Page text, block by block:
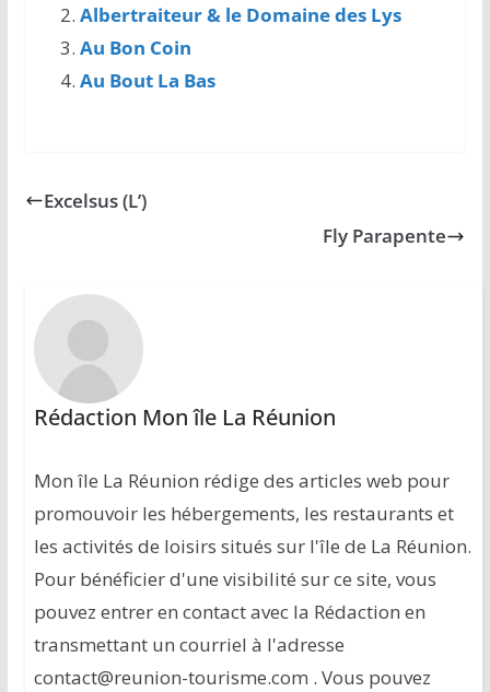
Albertraiteur & le Domaine des Lys
Au Bon Coin
Au Bout La Bas
Excelsus (L’)
Fly Parapente
Rédaction Mon île La Réunion
Mon île La Réunion rédige des articles web pour
promouvoir les hébergements, les restaurants et
les activités de loisirs situés sur l'île de La Réunion.
Pour bénéficier d'une visibilité sur ce site, vous
pouvez entrer en contact avec la Rédaction en
transmettant un courriel à l'adresse
contact@reunion-tourisme.com . Vous pouvez